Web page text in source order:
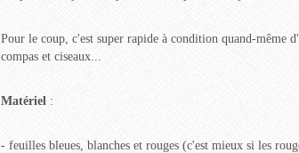
Pour le coup, c'est super rapide à condition quand-même
compas et ciseaux...
Matériel :
- feuilles bleues, blanches et rouges (c'est mieux si les